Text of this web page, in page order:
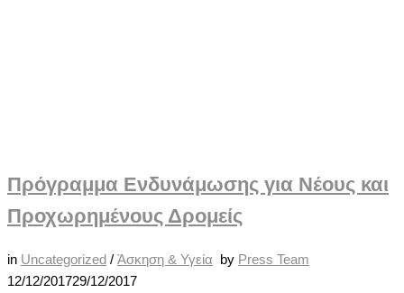
Πρόγραμμα Ενδυνάμωσης για Νέους και
Προχωρημένους Δρομείς
in Uncategorized / Άσκηση & Υγεία by Press Team
12/12/201729/12/2017